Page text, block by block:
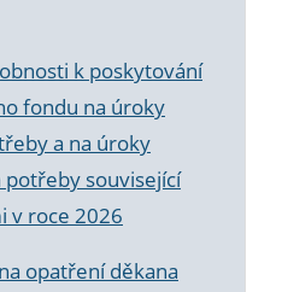
k poskytování
fondu na úroky
a na úroky
související
v roce 2026
opatření děkana